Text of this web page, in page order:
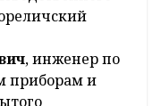
, инженер по
приборам и